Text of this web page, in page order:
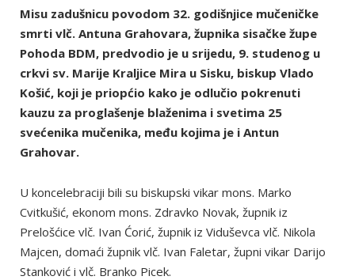
Misu zadušnicu povodom 32. godišnjice mučeničke
smrti vlč. Antuna Grahovara, župnika sisačke župe
Pohoda BDM, predvodio je u srijedu, 9. studenog u
crkvi sv. Marije Kraljice Mira u Sisku, biskup Vlado
Košić, koji je priopćio kako je odlučio pokrenuti
kauzu za proglašenje blaženima i svetima 25
svećenika mučenika, među kojima je i Antun
Grahovar.
U koncelebraciji bili su biskupski vikar mons. Marko
Cvitkušić, ekonom mons. Zdravko Novak, župnik iz
Prelošćice vlč. Ivan Ćorić, župnik iz Viduševca vlč. Nikola
Majcen, domaći župnik vlč. Ivan Faletar, župni vikar Darijo
Stanković i vlč. Branko Picek.